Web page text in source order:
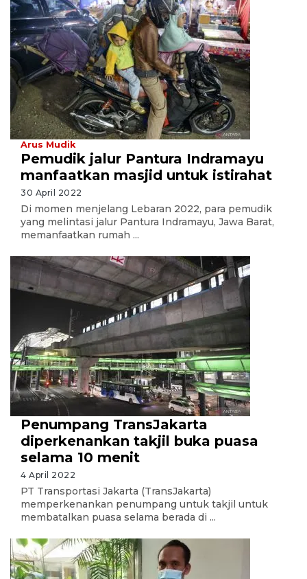
Arus Mudik
Pemudik jalur Pantura Indramayu
manfaatkan masjid untuk istirahat
30 April 2022
Di momen menjelang Lebaran 2022, para pemudik
yang melintasi jalur Pantura Indramayu, Jawa Barat,
memanfaatkan rumah ...
Penumpang TransJakarta
diperkenankan takjil buka puasa
selama 10 menit
4 April 2022
PT Transportasi Jakarta (TransJakarta)
memperkenankan penumpang untuk takjil untuk
membatalkan puasa selama berada di ...